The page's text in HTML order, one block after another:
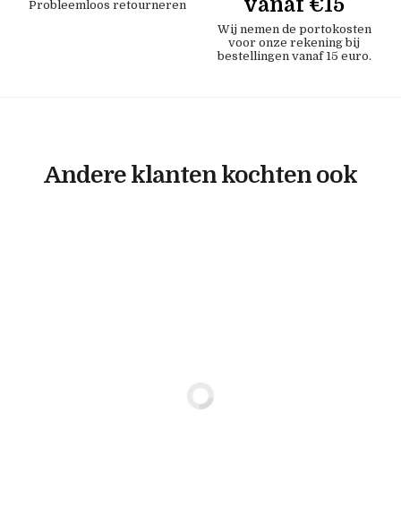
Probleemloos retourneren
Wij nemen de portokosten
voor onze rekening bij
bestellingen vanaf 15 euro.
Andere klanten kochten ook